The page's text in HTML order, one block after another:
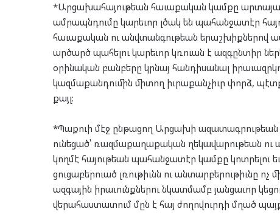
*Արցախահայութեան հաւաքական կամքը
ամրապնդումը կարեւոր լծակ են պահանջատէր
հաւաքական ու անվտանգութեան երաշխիքներով
արծարծ պահելու կարեւոր կռուան է ազգընտիր
օրինական բանբերը կրնայ հանդիսանալ
կազմաքանդումին միտող իւրաքանչիւր փորձ,
քայլ:
*Պաքուի մէջ ընթացող Արցախի ազատագրութեան
ունեցած՝ ռազմաքաղաքական ղեկավարութեան ու
կողմէ հայութեան պահանջատէր կամքը կոտրելու
ցուցաբերուած լռութիւնն ու անտարբերութիւնը
ազգային իրաւունքներու նկատմամբ յանցաւոր
վերահաստատում մըն է հայ ժողովուրդի մղած